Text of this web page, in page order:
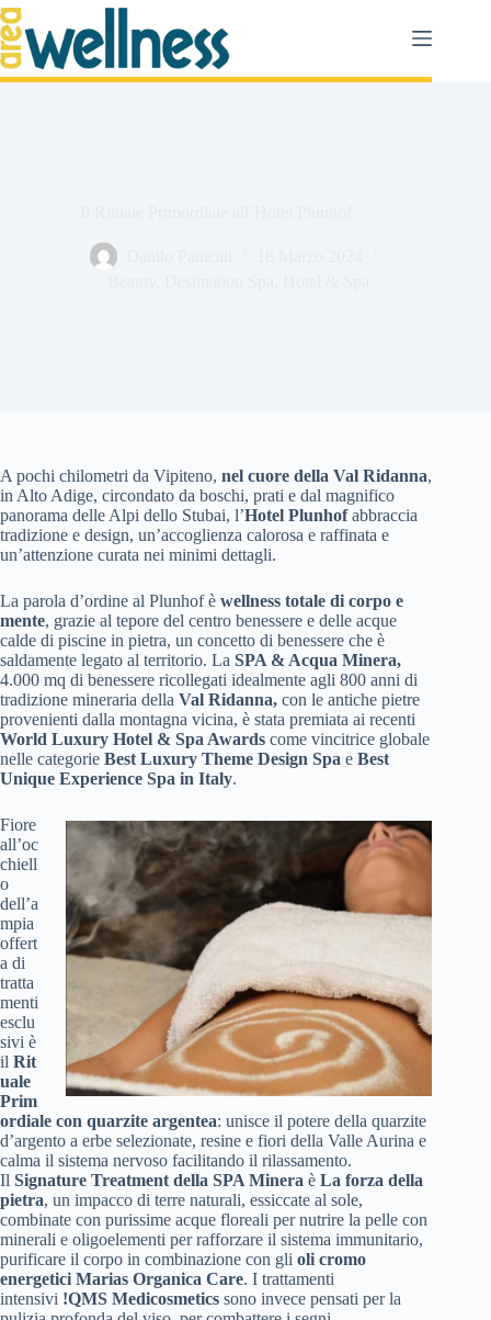
Salta
al
contenuto
A pochi chilometri da Vipiteno, nel cuore della Val Ridanna,
in Alto Adige, circondato da boschi, prati e dal magnifico
panorama delle Alpi dello Stubai, l’Hotel Plunhofabbraccia
tradizione e design, un’accoglienza calorosa e raffinata e
un’attenzione curata nei minimi dettagli.
La parola d’ordine al Plunhof è wellness totale di corpo e
mente, grazie al tepore del centro benessere e delle acque
calde di piscine in pietra, un concetto di benessere che è
saldamente legato al territorio. La SPA & Acqua Minera,
4.000 mq di benessere ricollegati idealmente agli 800 anni di
tradizione mineraria della Val Ridanna, con le antiche pietre
provenienti dalla montagna vicina, è stata premiata ai recenti
World Luxury Hotel & Spa Awards come vincitrice globale
nelle categorie Best Luxury Theme Design Spa e Best
Unique Experience Spa in Italy.
Fiore
all’oc
chiell
o
dell’a
mpia
offert
a di
tratta
menti
esclu
sivi è
il Rit
uale
Prim
ordiale con quarzite argentea: unisce il potere della quarzite
d’argento a erbe selezionate, resine e fiori della Valle Aurina e
calma il sistema nervoso facilitando il rilassamento.
Il Signature Treatment della SPA Minera è La forza della
pietra, un impacco di terre naturali, essiccate al sole,
combinate con purissime acque floreali per nutrire la pelle con
minerali e oligoelementi per rafforzare il sistema immunitario,
purificare il corpo in combinazione con gli oli cromo
energetici Marias Organica Care. I trattamenti
intensivi !QMS Medicosmetics sono invece pensati per la